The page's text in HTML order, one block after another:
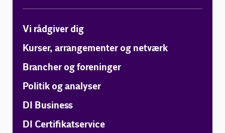
Vi rådgiver dig
Kurser, arrangementer og netværk
Brancher og foreninger
Politik og analyser
DI Business
DI Certifikatservice